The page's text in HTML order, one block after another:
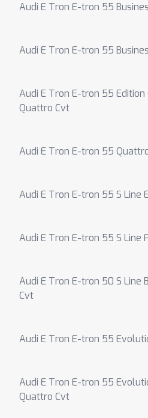
Audi E Tron E-tron 55
Audi E Tron E-tron 55
Audi E Tron E-tron 55 Edition
Quattro Cvt
Audi E Tron E-tron 55
Audi E Tron E-tron 55 S Line
Audi E Tron E-tron 55 S Line
Audi E Tron E-tron 50 S Line
Cvt
Audi E Tron E-tron 55
Audi E Tron E-tron 55
Quattro Cvt